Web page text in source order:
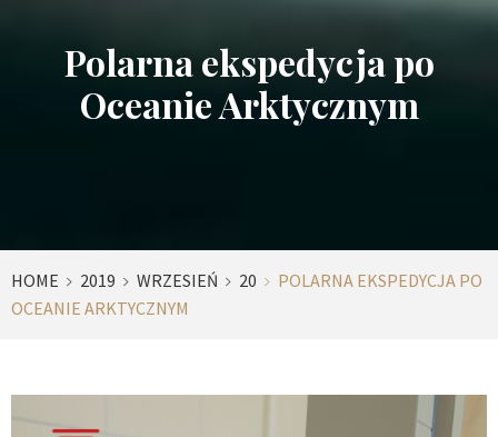
Polarna ekspedycja po
Oceanie Arktycznym
HOME 2019 WRZESIEŃ 20
POLARNA EKSPEDYCJA PO
OCEANIE ARKTYCZNYM